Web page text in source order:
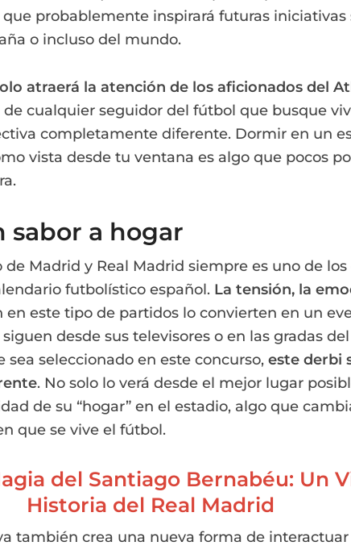
probablemente inspirará futuras iniciativas
o incluso del mundo.
atraerá la atención de los aficionados del
cualquier seguidor del fútbol que busque
completamente diferente. Dormir en un
vista desde tu ventana es algo que pocos
sabor a hogar
Madrid y Real Madrid siempre es uno de
futbolístico español. La tensión, la
en este tipo de partidos lo convierten en un
desde sus televisores o en las gradas
sea seleccionado en este concurso, este derbi
. No solo lo verá desde el mejor lugar
de su “hogar” en el estadio, algo que
que se vive el fútbol.
del Santiago Bernabéu: Un
Historia del Real Madrid
también crea una nueva forma de interactuar